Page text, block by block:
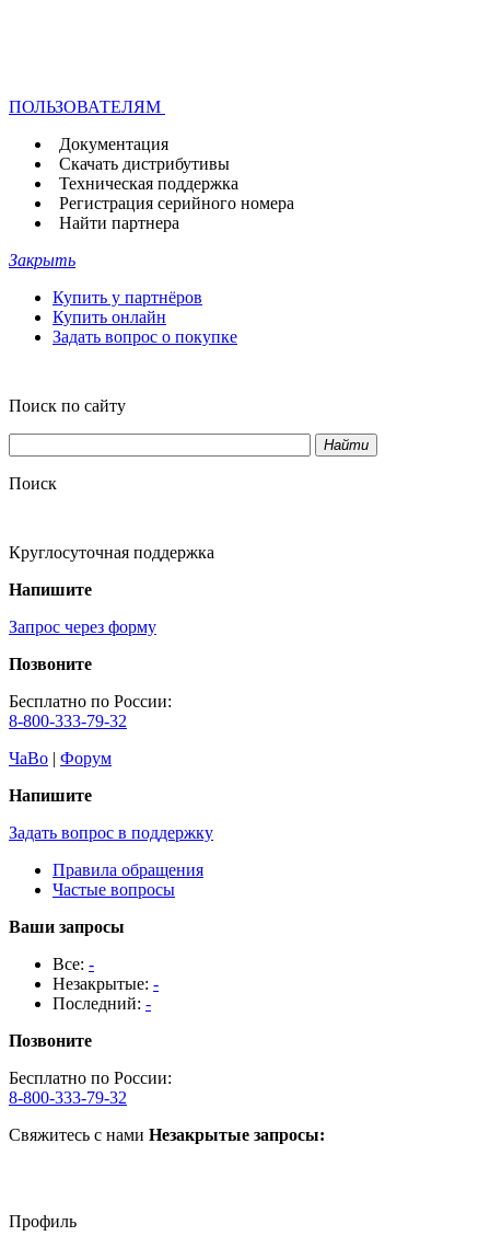
ПОЛЬЗОВАТЕЛЯМ
Документация
Скачать дистрибутивы
Техническая поддержка
Регистрация серийного номера
Найти партнера
Закрыть
Купить у партнёров
Купить онлайн
Задать вопрос о покупке
Поиск по сайту
Найти
Поиск
Круглосуточная поддержка
Напишите
Запрос через форму
Позвоните
Бесплатно по России:
8-800-333-79-32
ЧаВо | Форум
Напишите
Задать вопрос в поддержку
Правила обращения
Частые вопросы
Ваши запросы
Все: -
Незакрытые: -
Последний: -
Позвоните
Бесплатно по России:
8-800-333-79-32
Свяжитесь с нами Незакрытые запросы:
Профиль